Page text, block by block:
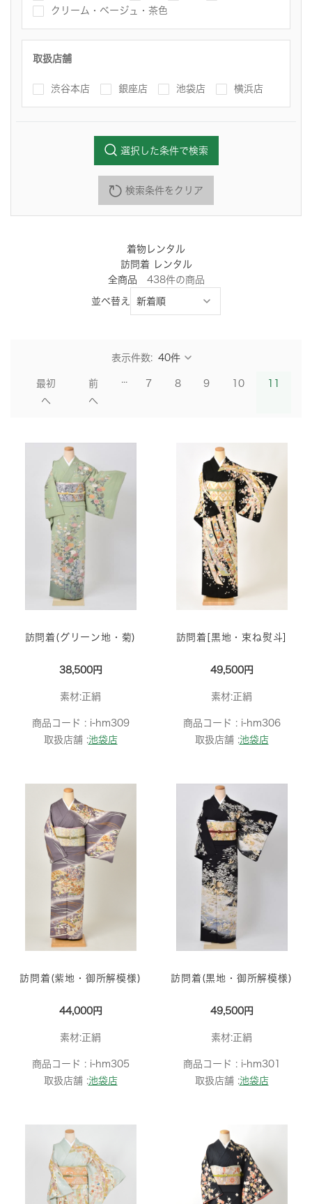
クリーム・ベージュ・茶色
取扱店舗
渋谷本店 銀座店 池袋店 横浜店
検索条件をクリア
選択した条件で検索
着物レンタル
訪問着 レンタル
全商品 438件の商品
並べ替え
表示件数:
最初
へ
前
へ
... 7 8 9 10
訪問着(グリーン地・菊)
38,500円
素材:正絹
商品コード : i-hm309
取扱店舗 :池袋店
訪問着[黒地・束ね熨斗]
49,500円
素材:正絹
商品コード : i-hm306
取扱店舗 :池袋店
訪問着(紫地・御所解模様)
44,000円
素材:正絹
商品コード : i-hm305
取扱店舗 :池袋店
訪問着(黒地・御所解模様)
49,500円
素材:正絹
商品コード : i-hm301
取扱店舗 :池袋店